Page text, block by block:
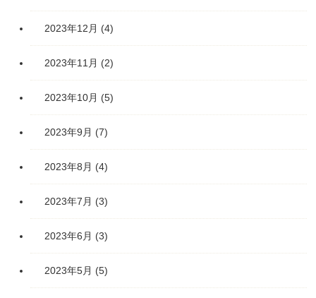
2023年12月 (4)
2023年11月 (2)
2023年10月 (5)
2023年9月 (7)
2023年8月 (4)
2023年7月 (3)
2023年6月 (3)
2023年5月 (5)